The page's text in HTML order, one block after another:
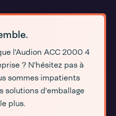
l'Audion ACC 2000 4
? N'hésitez pas à
sommes impatients
solutions d'emballage
plus.